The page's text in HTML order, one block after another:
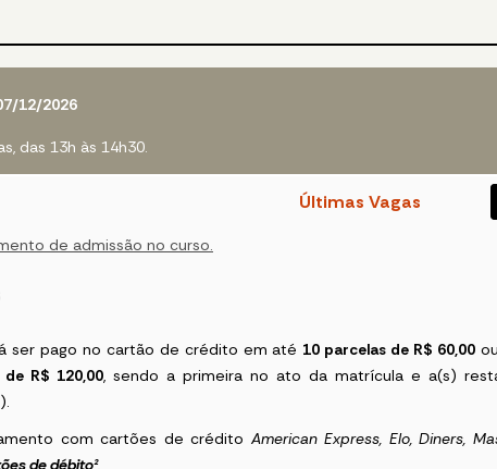
12/2026
das 13h às 14h30.
Últimas Vagas
de admissão no curso.
ser pago no cartão de crédito em até 10 parcelas de R$ 60,00
R$ 120,00, sendo a primeira no ato da matrícula e a(s)
com cartões de crédito American Express, Elo, Diners,
de débito².